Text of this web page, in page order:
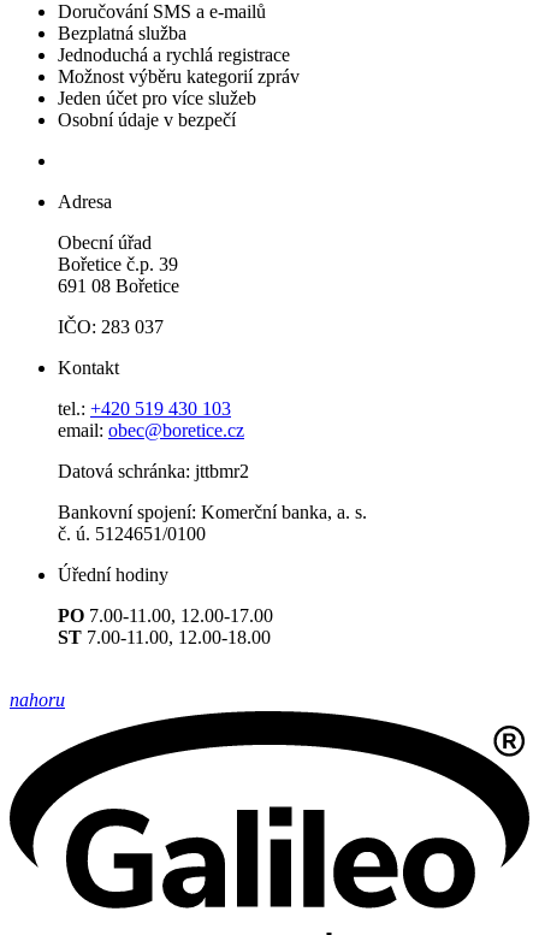
Doručování SMS a e-mailů
Bezplatná služba
Jednoduchá a rychlá registrace
Možnost výběru kategorií zpráv
Jeden účet pro více služeb
Osobní údaje v bezpečí
Adresa
Obecní úřad
Bořetice č.p. 39
691 08 Bořetice
IČO: 283 037
Kontakt
tel.: +420 519 430 103
email: obec@boretice.cz
Datová schránka: jttbmr2
Bankovní spojení: Komerční banka, a. s.
č. ú. 5124651/0100
Úřední hodiny
PO 7.00-11.00, 12.00-17.00
ST 7.00-11.00, 12.00-18.00
nahoru